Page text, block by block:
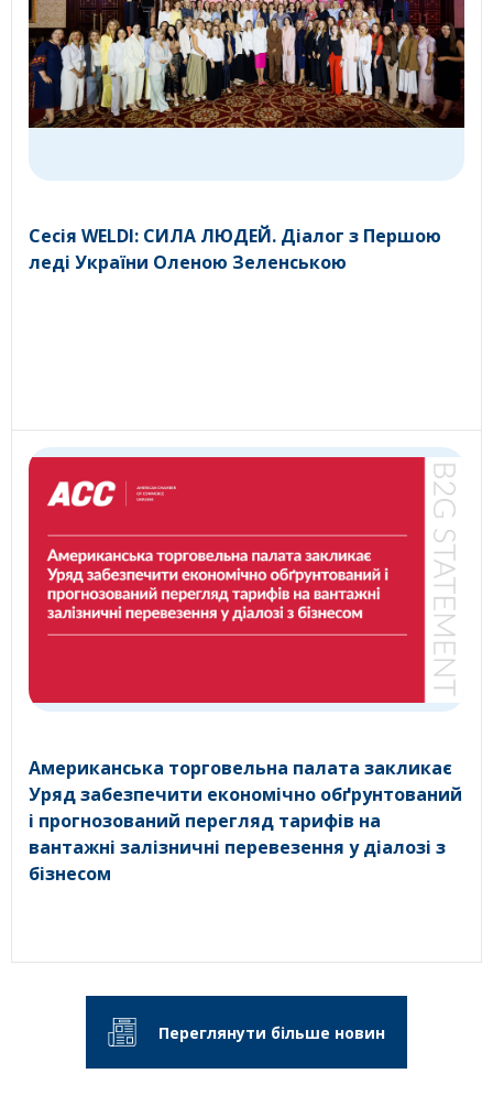
Сесія WELDI: СИЛА ЛЮДЕЙ. Діалог з Першою
леді України Оленою Зеленською
Американська торговельна палата закликає
Уряд забезпечити економічно обґрунтований
і прогнозований перегляд тарифів на
вантажні залізничні перевезення у діалозі з
бізнесом
Переглянути більше новин